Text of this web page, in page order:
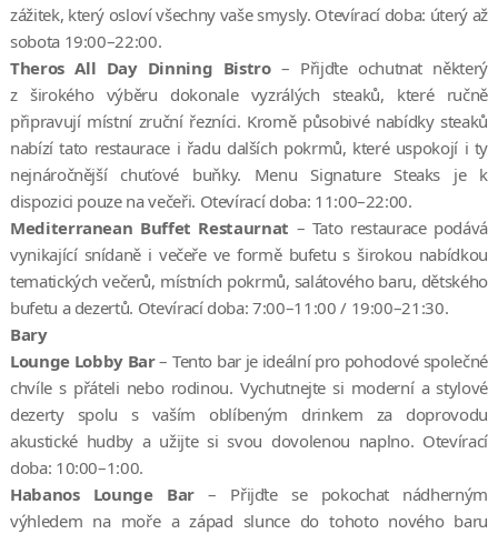
zážitek, který osloví všechny vaše smysly. Otevírací doba: úterý až
sobota 19:00–22:00.
Theros All Day Dinning Bistro– Přijďte ochutnat některý
z širokého výběru dokonale vyzrálých steaků, které ručně
připravují místní zruční řezníci. Kromě působivé nabídky steaků
nabízí tato restaurace i řadu dalších pokrmů, které uspokojí i ty
nejnáročnější chuťové buňky. Menu Signature Steaks je k
dispozici pouze na večeři. Otevírací doba: 11:00–22:00.
Mediterranean Buffet Restaurnat – Tato restaurace podává
vynikající snídaně i večeře ve formě bufetu s širokou nabídkou
tematických večerů, místních pokrmů, salátového baru, dětského
bufetu a dezertů. Otevírací doba: 7:00–11:00 / 19:00–21:30.
Bary
Lounge Lobby Bar– Tento bar je ideální pro pohodové společné
chvíle s přáteli nebo rodinou. Vychutnejte si moderní a stylové
dezerty spolu s vaším oblíbeným drinkem za doprovodu
akustické hudby a užijte si svou dovolenou naplno. Otevírací
doba: 10:00–1:00.
Habanos Lounge Bar– Přijďte se pokochat nádherným
výhledem na moře a západ slunce do tohoto nového baru